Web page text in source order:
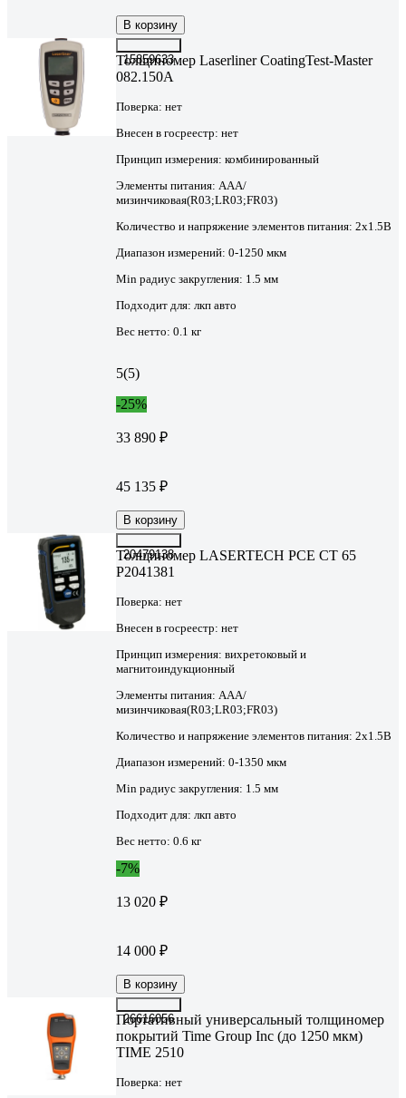
В корзину
15859633
Толщиномер Laserliner CoatingTest-Master
082.150A
Поверка: нет
Внесен в госреестр: нет
Принцип измерения: комбинированный
Элементы питания: AAA/
мизинчиковая(R03;LR03;FR03)
Количество и напряжение элементов питания: 2х1.5B
Диапазон измерений: 0-1250 мкм
Min радиус закругления: 1.5 мм
Подходит для: лкп авто
Вес нетто: 0.1 кг
5(5)
-25%
33 890 ₽
45 135 ₽
В корзину
20479138
Толщиномер LASERTECH PCE CT 65
P2041381
Поверка: нет
Внесен в госреестр: нет
Принцип измерения: вихретоковый и
магнитоиндукционный
Элементы питания: AAA/
мизинчиковая(R03;LR03;FR03)
Количество и напряжение элементов питания: 2х1.5B
Диапазон измерений: 0-1350 мкм
Min радиус закругления: 1.5 мм
Подходит для: лкп авто
Вес нетто: 0.6 кг
-7%
13 020 ₽
14 000 ₽
В корзину
26616056
Портативный универсальный толщиномер
покрытий Time Group Inc (до 1250 мкм)
TIME 2510
Поверка: нет